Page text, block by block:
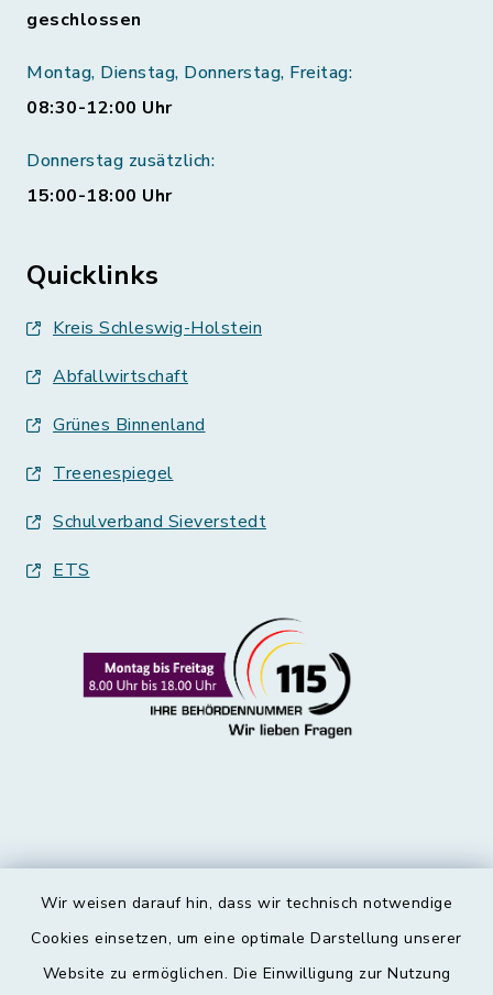
Wir weisen darauf hin, dass wir technisch notwendige
Cookies einsetzen, um eine optimale Darstellung unserer
Website zu ermöglichen. Die Einwilligung zur Nutzung
geschlossen
Montag, Dienstag, Donnerstag, Freitag:
08:30-12:00 Uhr
Donnerstag zusätzlich:
15:00-18:00 Uhr
Quicklinks
Kreis Schleswig-Holstein
Abfallwirtschaft
Grünes Binnenland
Treenespiegel
Schulverband Sieverstedt
ETS
Kontakt